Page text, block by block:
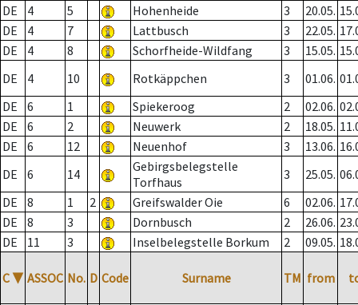
DE
4 5 Hohenheide 3 20.05.
DE
4 7 Lattbusch 3 22.05.
DE
4 8 Schorfheide-Wildfang 3 15.05.
DE
4 10 Rotkäppchen 3 01.06.
DE
6 1 Spiekeroog 2 02.06.
DE
6 2 Neuwerk 2 18.05.
DE
6 12 Neuenhof 3 13.06.
DE
6 14
Gebirgsbelegstelle
Torfhaus
3 25.05.
DE
8 1 2 Greifswalder Oie 6 02.06.
DE
8 3 Dornbusch 2 26.06.
DE
11 3 Inselbelegstelle Borkum 2 09.05.
C ▼ ASSOC No. D Code Surname TM from